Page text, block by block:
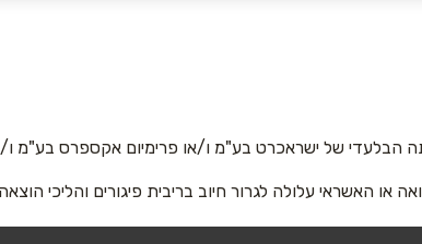
אימייל
הבלעדי של ישראכרט בע"מ ו/או פרימיום אקספרס בע"מ
או האשראי עלולה לגרור חיוב בריבית פיגורים והליכי